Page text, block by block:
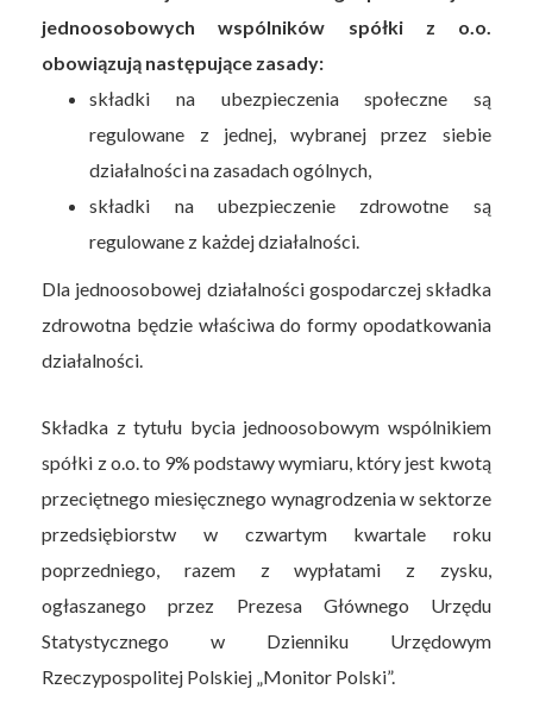
jednoosobowych wspólników spółki z o.o.
obowiązują następujące zasady:
składki na ubezpieczenia społeczne są
regulowane z jednej, wybranej przez siebie
działalności na zasadach ogólnych,
składki na ubezpieczenie zdrowotne są
regulowane z każdej działalności.
Dla jednoosobowej działalności gospodarczej składka
zdrowotna będzie właściwa do formy opodatkowania
działalności.
Składka z tytułu bycia jednoosobowym wspólnikiem
spółki z o.o. to 9% podstawy wymiaru, który jest kwotą
przeciętnego miesięcznego wynagrodzenia w sektorze
przedsiębiorstw w czwartym kwartale roku
poprzedniego, razem z wypłatami z zysku,
ogłaszanego przez Prezesa Głównego Urzędu
Statystycznego w Dzienniku Urzędowym
Rzeczypospolitej Polskiej „Monitor Polski”.